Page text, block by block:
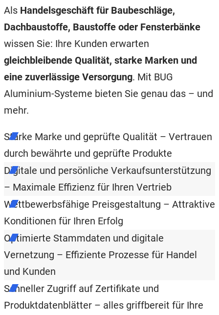
Als Handelsgeschäft für Baubeschläge,
Dachbaustoffe, Baustoffe oder Fensterbänke
wissen Sie: Ihre Kunden erwarten
gleichbleibende Qualität, starke Marken und
eine zuverlässige Versorgung. Mit BUG
Aluminium-Systeme bieten Sie genau das – und
mehr.
Starke Marke und geprüfte Qualität – Vertrauen
durch bewährte und geprüfte Produkte
Digitale und persönliche Verkaufsunterstützung
– Maximale Effizienz für Ihren Vertrieb
Wettbewerbsfähige Preisgestaltung – Attraktive
Konditionen für Ihren Erfolg
Optimierte Stammdaten und digitale
Vernetzung – Effiziente Prozesse für Handel
und Kunden
Schneller Zugriff auf Zertifikate und
Produktdatenblätter – alles griffbereit für Ihre